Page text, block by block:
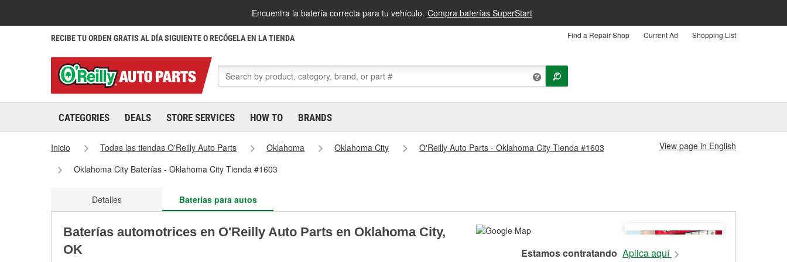
Encuentra la batería correcta para tu vehículo. Compra baterías SuperStart
RECIBE TU ORDEN GRATIS AL DÍA SIGUIENTE O RECÓGELA EN LA TIENDA Find a Repair Shop Current Ad Shopping List
CATEGORIES DEALS STORE SERVICES HOW TO BRANDS
Inicio Todas las tiendas O'Reilly Auto Parts Oklahoma Oklahoma City
O'Reilly Auto Parts - Oklahoma City Tienda #1603
Oklahoma City Baterías - Oklahoma City Tienda #1603
View page in English
Detalles Baterías para autos
Baterías automotrices en O'Reilly Auto Parts en Oklahoma City,
OK
Estamos contratando Aplica aquí